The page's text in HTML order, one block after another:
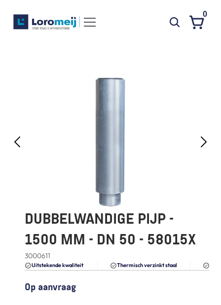
FAQ
Blogs
0
DUBBELWANDIGE PIJP -
1500 MM - DN 50 - 58015X
3000611
Uitstekende kwaliteit Thermisch verzinkt staal
Op aanvraag